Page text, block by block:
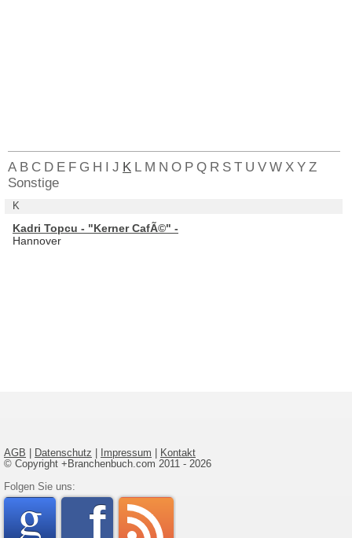
A B C D E F G H I J K L M N O P Q R S T U V W X Y Z
Sonstige
K
Kadri Topcu - "Kerner CafÃ©" -
Hannover
AGB Datenschutz Impressum
Kontakt
© Copyright +Branchenbuch.com 2011 - 2026
Folgen Sie uns:
google